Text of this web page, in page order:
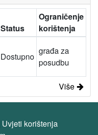
Status
Ograničenje
korištenja
Dostupno
građa za
posudbu
Više
Uvjeti korištenja